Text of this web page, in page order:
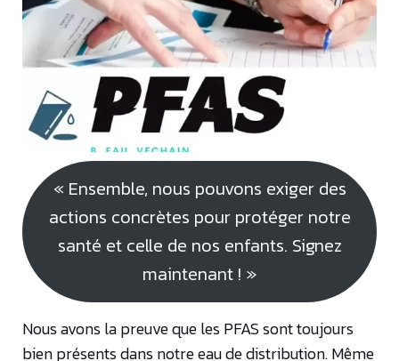
« Ensemble, nous pouvons exiger des
actions concrètes pour protéger notre
santé et celle de nos enfants. Signez
maintenant ! »
Nous avons la preuve que les PFAS sont toujours
bien présents dans notre eau de distribution. Même